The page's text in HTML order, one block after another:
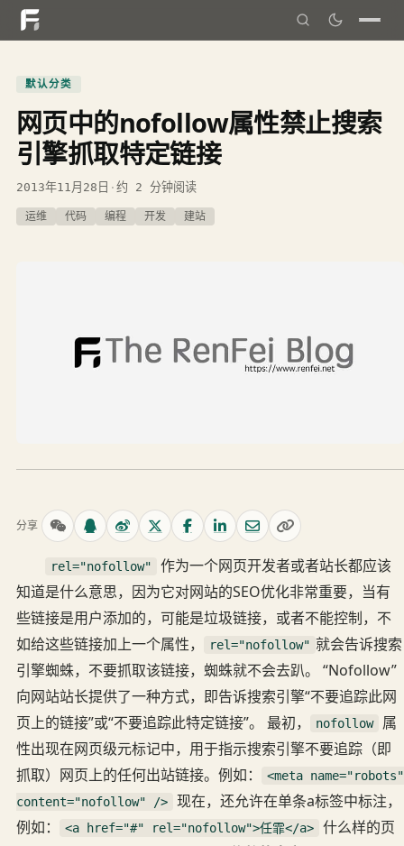
默认分类
网页中的nofollow属性禁止搜索
引擎抓取特定链接
2013年11月28日 · 约 2 分钟阅读
运维 代码 编程 开发 建站
分享
rel="nofollow"
作为一个网页开发者或者站长都应该
知道是什么意思，因为它对网站的SEO优化非常重要，当有
些链接是用户添加的，可能是垃圾链接，或者不能控制，不
如给这些链接加上一个属性，
rel="nofollow" 就会告诉搜索
引擎蜘蛛，不要抓取该链接，蜘蛛就不会去趴。 “Nofollow”
向网站站长提供了一种方式，即告诉搜索引擎“不要追踪此网
页上的链接”或“不要追踪此特定链接”。 最初，
nofollow
属
性出现在网页级元标记中，用于指示搜索引擎不要追踪（即
抓取）网页上的任何出站链接。例如：
<meta name="robots"
content="nofollow" />
现在，还允许在单条a标签中标注，
例如：
<a href="#" rel="nofollow">任霏</a>
什么样的页